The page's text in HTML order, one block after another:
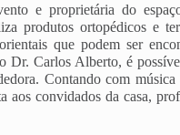
e proprietária do
produtos ortopédicos e
que podem ser
Dr. Carlos Alberto, é
Contando com
aos convidados da casa,